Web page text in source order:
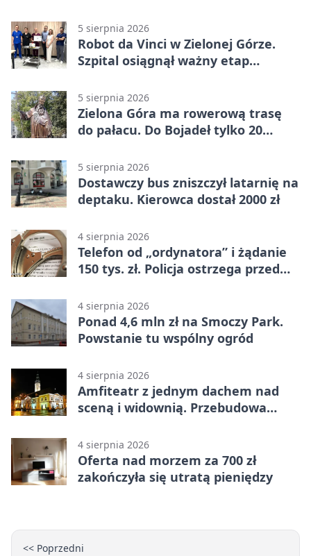
5 sierpnia 2026
Robot da Vinci w Zielonej Górze.
Szpital osiągnął ważny etap
5 sierpnia 2026
Zielona Góra ma rowerową trasę
do pałacu. Do Bojadeł tylko 20
5 sierpnia 2026
Dostawczy bus zniszczył latarnię na
deptaku. Kierowca dostał 2000 zł
4 sierpnia 2026
Telefon od „ordynatora” i żądanie
150 tys. zł. Policja ostrzega przed
4 sierpnia 2026
Ponad 4,6 mln zł na Smoczy Park.
Powstanie tu wspólny ogród
4 sierpnia 2026
Amfiteatr z jednym dachem nad
sceną i widownią. Przebudowa
4 sierpnia 2026
Oferta nad morzem za 700 zł
zakończyła się utratą pieniędzy
<< Poprzedni